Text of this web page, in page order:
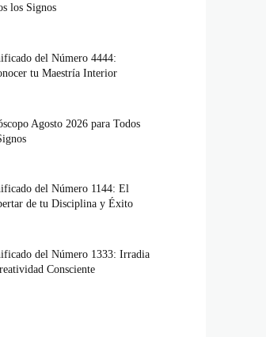
los Signos
del Número 4444:
tu Maestría Interior
Agosto 2026 para Todos
del Número 1144: El
de tu Disciplina y Éxito
del Número 1333: Irradia
Consciente